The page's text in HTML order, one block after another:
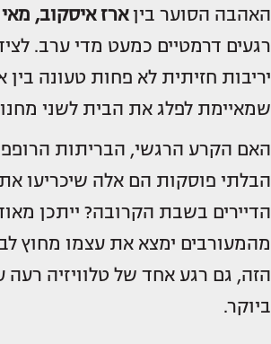
האהבה הסוער ביןארז איסקוב,
רגעים דרמטיים כמעט מדי ערב.
יריבות חזיתית לא פחות טעונה בין
שמאיימת לפלג את הבית לשני
האם הקרע הרגשי, הבריתות
הבלתי פוסקות הם אלה שיכריעו
הדיירים בשבת הקרובה? ייתכן
מהמעורבים ימצא את עצמו מחוץ
הזה, גם רגע אחד של טלוויזיה רעה
ביוקר.